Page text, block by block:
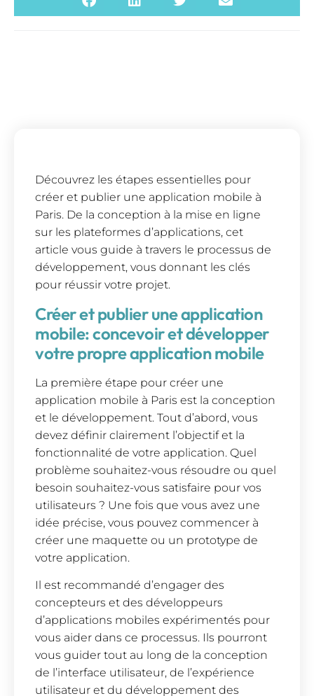
Découvrez les étapes essentielles pour
créer et publier une application mobile à
Paris. De la conception à la mise en ligne
sur les plateformes d’applications, cet
article vous guide à travers le processus de
développement, vous donnant les clés
pour réussir votre projet.
Créer et publier une application
mobile: concevoir et développer
votre propre application mobile
La première étape pour créer une
application mobile à Paris est la conception
et le développement. Tout d’abord, vous
devez définir clairement l’objectif et la
fonctionnalité de votre application. Quel
problème souhaitez-vous résoudre ou quel
besoin souhaitez-vous satisfaire pour vos
utilisateurs ? Une fois que vous avez une
idée précise, vous pouvez commencer à
créer une maquette ou un prototype de
votre application.
Il est recommandé d’engager des
concepteurs et des développeurs
d’applications mobiles expérimentés pour
vous aider dans ce processus. Ils pourront
vous guider tout au long de la conception
de l’interface utilisateur, de l’expérience
utilisateur et du développement des